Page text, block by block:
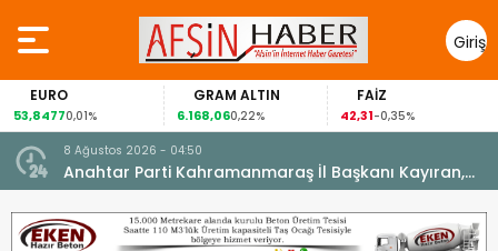
Giriş
Yap
EURO
53,84770,01%
GRAM ALTIN
6.168,060,22%
FAİZ
42,31-0,35%
8 Ağustos 2026 - 04:50
Anahtar Parti Kahramanmaraş İl Başkanı Kayıran,
Afşin Teşkilatı ile buluştu.